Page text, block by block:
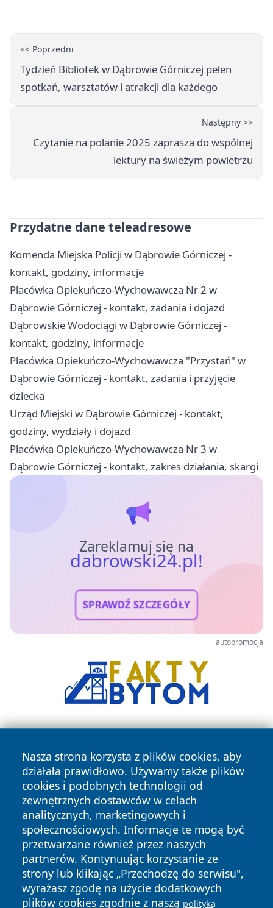
<< Poprzedni
Tydzień Bibliotek w Dąbrowie Górniczej pełen
spotkań, warsztatów i atrakcji dla każdego
Następny >>
Czytanie na polanie 2025 zaprasza do wspólnej
lektury na świeżym powietrzu
Przydatne dane teleadresowe
Komenda Miejska Policji w Dąbrowie Górniczej -
kontakt, godziny, informacje
Placówka Opiekuńczo-Wychowawcza Nr 2 w
Dąbrowie Górniczej - kontakt, zadania i dojazd
Dąbrowskie Wodociągi w Dąbrowie Górniczej -
kontakt, godziny, informacje
Placówka Opiekuńczo-Wychowawcza "Przystań" w
Dąbrowie Górniczej - kontakt, zadania i przyjęcie
dziecka
Urząd Miejski w Dąbrowie Górniczej - kontakt,
godziny, wydziały i dojazd
Placówka Opiekuńczo-Wychowawcza Nr 3 w
Dąbrowie Górniczej - kontakt, zakres działania, skargi
Zareklamuj się na
dabrowski24.pl!
SPRAWDŹ SZCZEGÓŁY
autopromocja
Nasza strona korzysta z plików cookies, aby
działała prawidłowo. Używamy także plików
cookies i podobnych technologii od
zewnętrznych dostawców w celach
analitycznych, marketingowych i
społecznościowych. Informacje te mogą być
przetwarzane również przez naszych
partnerów. Kontynuując korzystanie ze
strony lub klikając „Przechodzę do serwisu",
wyrażasz zgodę na użycie dodatkowych
plików cookies zgodnie z naszą polityką
Copyright © 2026 dabrowski24.pl Wszystkie prawa
zastrzeżone.
News Autorzy
Polityka
Prywatności
Polityka
Cookies